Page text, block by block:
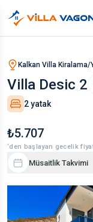
Kalkan Villa Kiralama/
Villa Desic 2
2 yatak
₺5.707
‘den başlayan gecelik
Müsaitlik Takvimi